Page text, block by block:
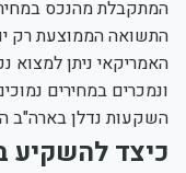
המתקבלת מהנכס במחיר
התשואה הממוצעת רק
האמריקאי ניתן למצוא
ונמכרים במחירים
השקעות נדלן בארה"ב
כיצד להשקיע